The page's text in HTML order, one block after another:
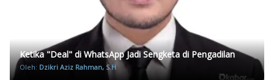
Ketika "Deal" di WhatsApp Jadi Sengketa di Pengadilan
Oleh: Dzikri Aziz Rahman, S.H